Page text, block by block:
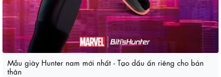
Mẫu giày Hunter nam mới nhất - Tạo dấu ấn riêng cho bản
thân